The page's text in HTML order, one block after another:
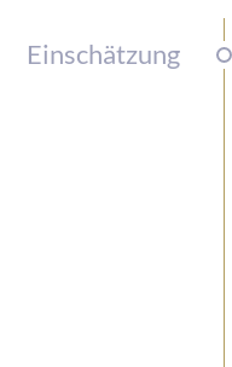
Einschätzung